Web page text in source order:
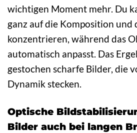
wichtigen Moment mehr. Du
ganz auf die Komposition und
konzentrieren, während das
automatisch anpasst. Das
gestochen scharfe Bilder, die
Dynamik stecken.
Optische
Bilder auch bei langen